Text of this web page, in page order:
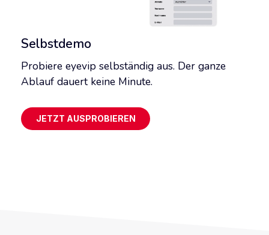
Selbstdemo
Probiere eyevip selbständig aus. Der ganze
Ablauf dauert keine Minute.
JETZT AUSPROBIEREN